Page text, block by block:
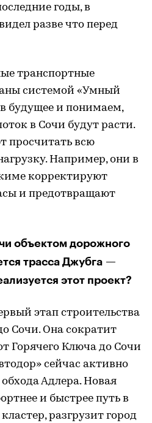
годы, в
разве что перед
транспортные
системой «Умный
будущее и понимаем,
в Сочи будут расти.
просчитать всю
Например, они в
корректируют
и предотвращают
объектом дорожного
трасса Джубга —
этот проект?
этап строительства
Сочи. Она сократит
Горячего Ключа до Сочи
сейчас активно
Адлера. Новая
и быстрее путь в
разгрузит город